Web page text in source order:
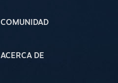
COMUNIDAD
ACERCA DE